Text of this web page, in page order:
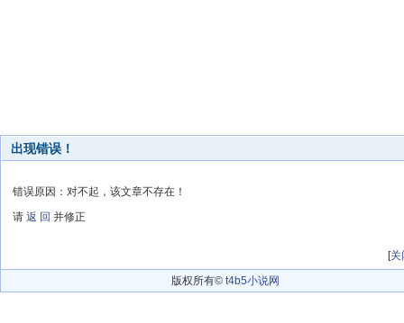
出现错误！
错误原因：对不起，该文章不存在！
请 返 回 并修正
[关
版权所有© t4b5小说网